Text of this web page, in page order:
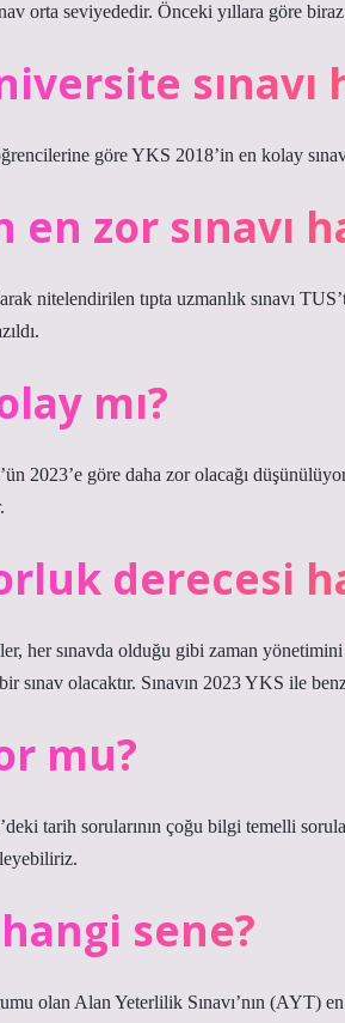
orta seviyededir. Önceki yıllara göre
sınavı
göre YKS 2018’in en kolay
en zor sınavı
nitelendirilen tıpta uzmanlık sınavı
mı?
2023’e göre daha zor olacağı
derecesi
her sınavda olduğu gibi zaman
sınav olacaktır. Sınavın 2023 YKS ile
mu?
tarih sorularının çoğu bilgi temelli
sene?
olan Alan Yeterlilik Sınavı’nın (AYT)